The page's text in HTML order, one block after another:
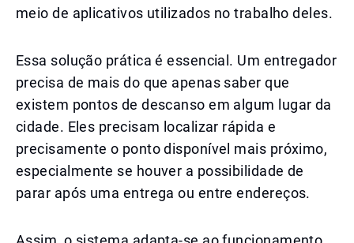
meio de aplicativos utilizados no trabalho deles.
Essa solução prática é essencial. Um entregador
precisa de mais do que apenas saber que
existem pontos de descanso em algum lugar da
cidade. Eles precisam localizar rápida e
precisamente o ponto disponível mais próximo,
especialmente se houver a possibilidade de
parar após uma entrega ou entre endereços.